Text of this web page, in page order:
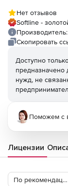
Нет отзывов
Softline -
Производитель:
Скопировать
Доступно
нужд, не
Поможем с
Лицензии
По рекомендации Softline